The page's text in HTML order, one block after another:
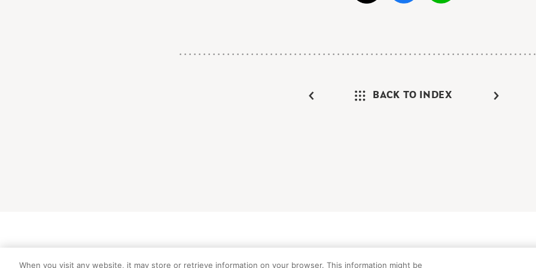
BACK TO INDEX
When you visit any website, it may store or retrieve information on your browser. This information might be